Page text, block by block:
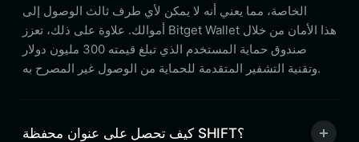
الخاصة، مما يعني أنه لا يمكن لأي طرف ثالث الوصول إلى
أموالك. علاوة على ذلك، تعزز Bitget Wallet هذا الأمان من خلال
صندوق حماية المستخدم الذي تبلغ قيمته 300 مليون دولار
وتقنية التشفير المتقدمة للحماية من الوصول غير المصرح به.
كيف تحصل على عنوان محفظة SHIFT؟